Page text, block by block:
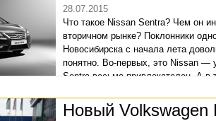
28.07.2015
Что такое Nissan Sentra? Чем он
вторичном рынке? Поклонники
Новосибирска с начала лета
понятно. Во-первых, это Nissan —
Sentra весьма привлекателен. А
начинается всего-то с 778 тыс.
Новый Volkswagen